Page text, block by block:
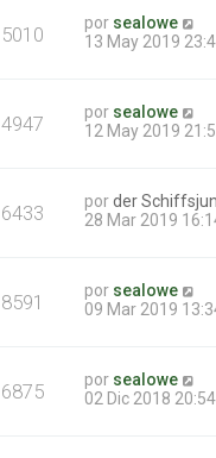
5010 por sealowe
13 May 2019
4947 por sealowe
12 May 2019
6433 porder
28 Mar 2019
8591 por sealowe
09 Mar 2019
6875 por sealowe
02 Dic 2018 20:54